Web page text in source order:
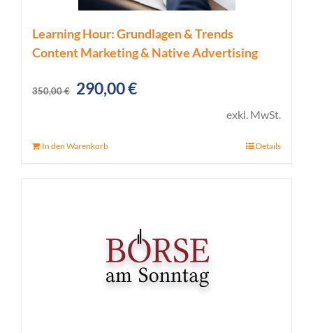
Learning Hour: Grundlagen & Trends
Content Marketing & Native Advertising
350,00€
Ursprünglicher
290,00€Aktueller
exkl. MwSt.
In den Warenkorb Details